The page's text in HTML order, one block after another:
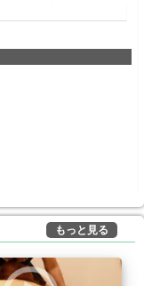
もっと見る